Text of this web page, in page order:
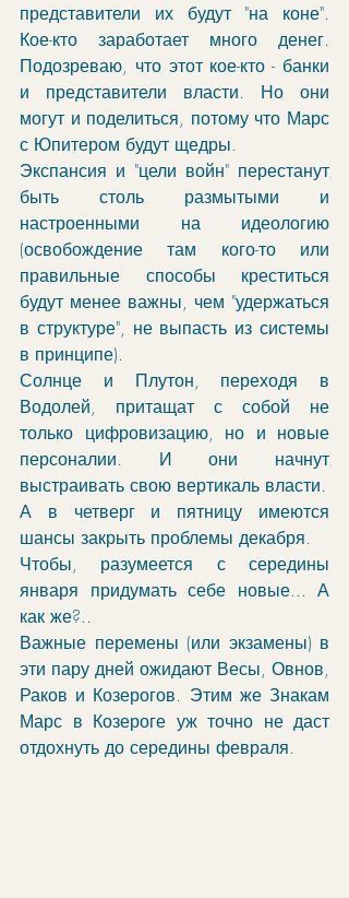
представители их будут "на коне".
Кое-кто заработает много денег.
Подозреваю, что этот кое-кто - банки
и представители власти. Но они
могут и поделиться, потому что Марс
с Юпитером будут щедры.
Экспансия и "цели войн" перестанут
быть столь размытыми и
настроенными на идеологию
(освобождение там кого-то или
правильные способы креститься
будут менее важны, чем "удержаться
в структуре", не выпасть из системы
в принципе).
Солнце и Плутон, переходя в
Водолей, притащат с собой не
только цифровизацию, но и новые
персоналии. И они начнут
А в четверг и пятницу имеются
шансы закрыть проблемы декабря.
Чтобы, разумеется с середины
января придумать себе новые... А
как же?..
Важные перемены (или экзамены) в
эти пару дней ожидают Весы, Овнов,
Раков и Козерогов. Этим же Знакам
Марс в Козероге уж точно не даст
отдохнуть до середины февраля.